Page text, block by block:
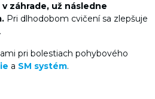
záhrade, už následne
Pri dlhodobom cvičení sa zlepšuje
pri bolestiach pohybového
a SM systém.